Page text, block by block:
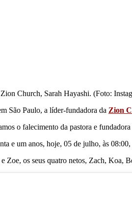
Church, Sarah Hayashi. (Foto:
São Paulo, a líder-fundadora da Zion
o falecimento da pastora e
e um anos, hoje, 05 de julho, às
Zoe, os seus quatro netos, Zach, Koa,